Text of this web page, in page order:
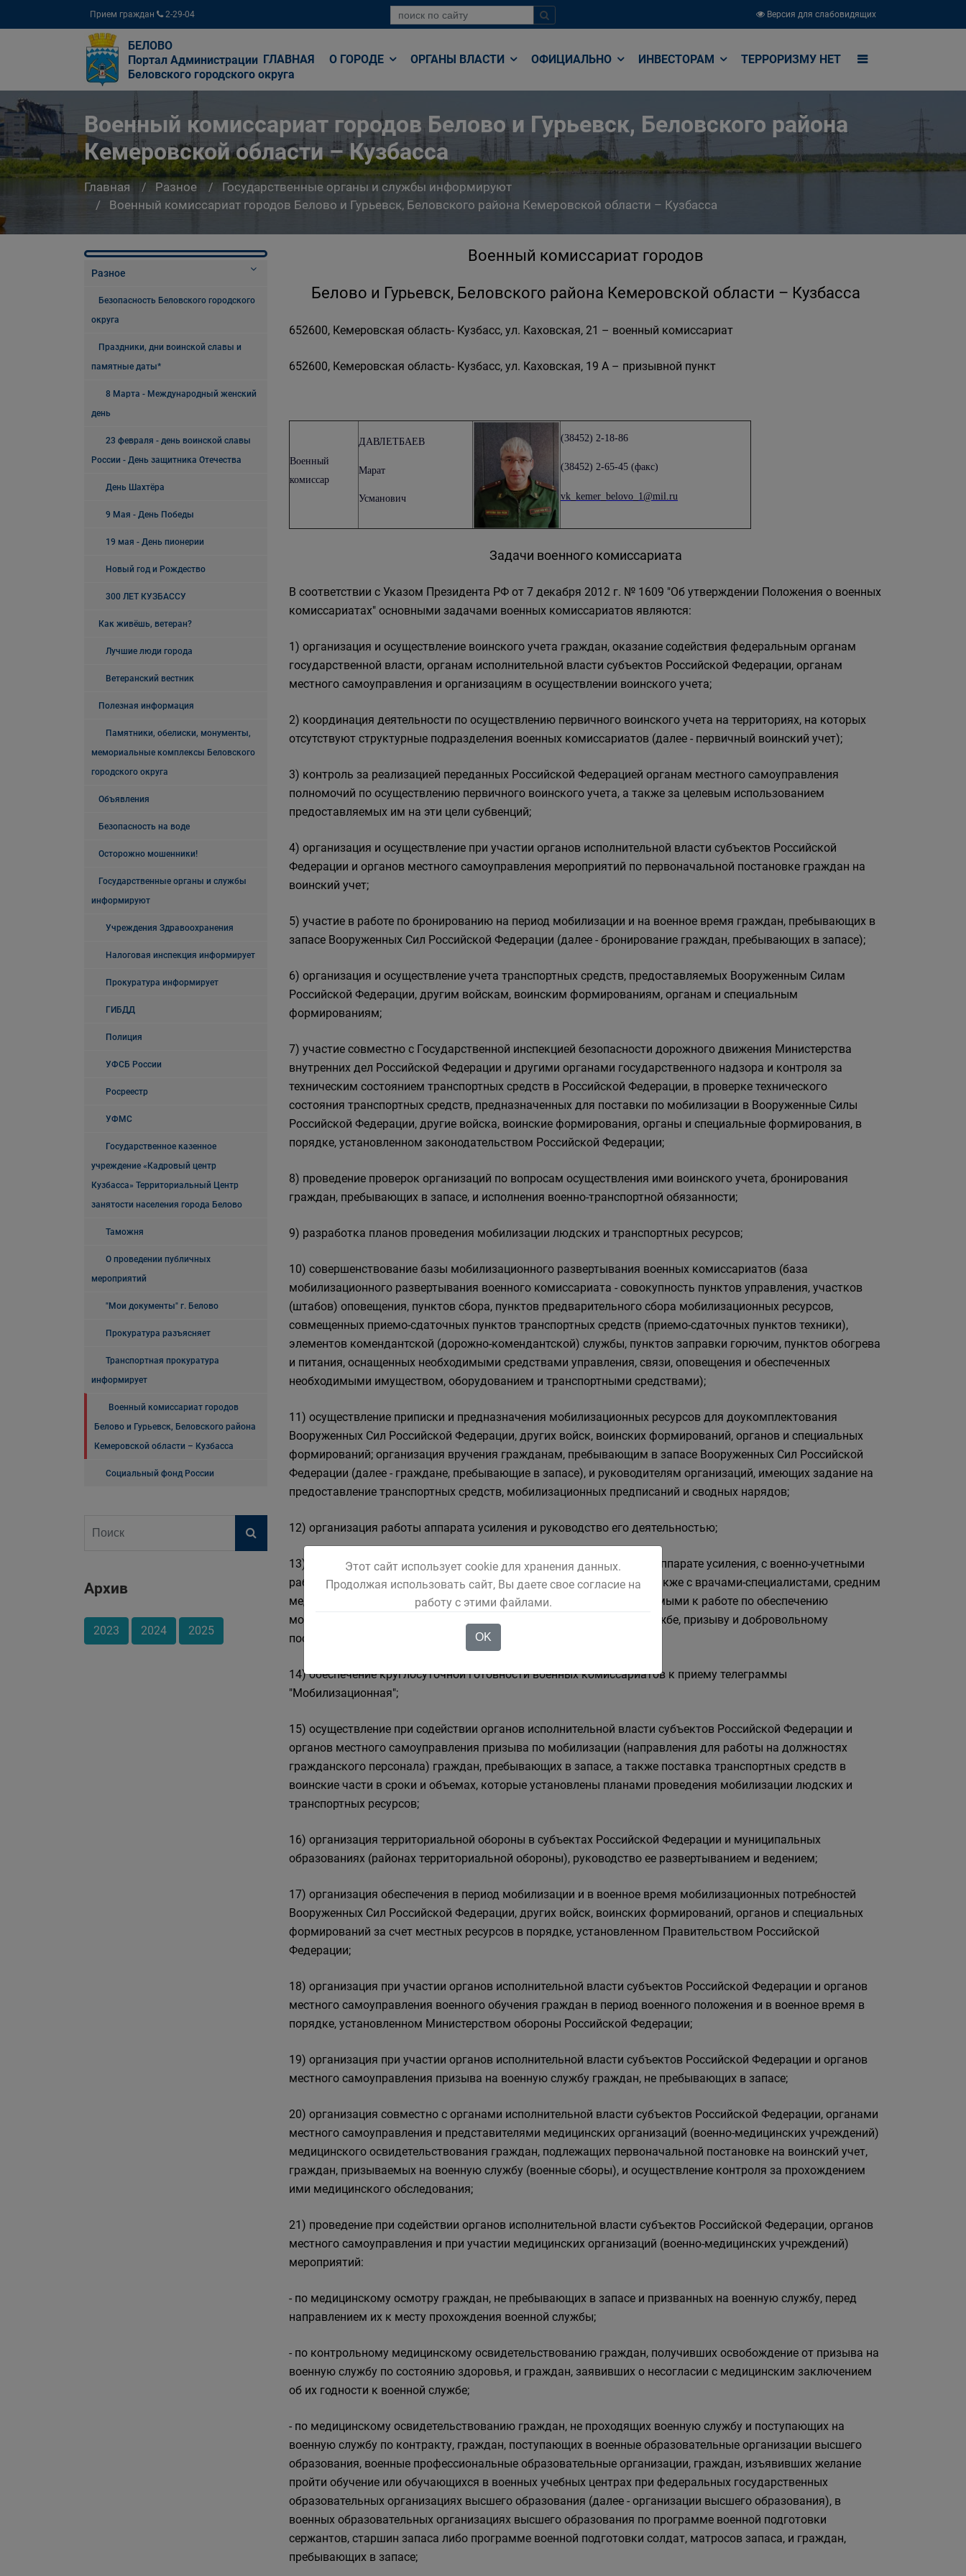
Прием граждан 2-29-04 Версия для слабовидящих
БЕЛОВО
Портал Администрации
Беловского городского округа
ГЛАВНАЯ О ГОРОДЕ ОРГАНЫ ВЛАСТИ ОФИЦИАЛЬНО ИНВЕСТОРАМ ТЕРРОРИЗМУ НЕТ
Военный комиссариат городов Белово и Гурьевск, Беловского района
Кемеровской области – Кузбасса
Главная Разное
Государственные органы и службы информируют
Военный комиссариат городов Белово и Гурьевск, Беловского района Кемеровской области – Кузбасса
Разное
Безопасность Беловского городского
округа
Праздники, дни воинской славы и
памятные даты*
8 Марта - Международный женский
день
23 февраля - день воинской славы
России - День защитника Отечества
День Шахтёра
9 Мая - День Победы
19 мая - День пионерии
Новый год и Рождество
300 ЛЕТ КУЗБАССУ
Как живёшь, ветеран?
Лучшие люди города
Ветеранский вестник
Полезная информация
Памятники, обелиски, монументы,
мемориальные комплексы Беловского
городского округа
Объявления
Безопасность на воде
Осторожно мошенники!
Государственные органы и службы
информируют
Учреждения Здравоохранения
Налоговая инспекция информирует
Прокуратура информирует
ГИБДД
Полиция
УФСБ России
Росреестр
УФМС
Государственное казенное
учреждение «Кадровый центр
Кузбасса» Территориальный Центр
занятости населения города Белово
Таможня
О проведении публичных
мероприятий
"Мои документы" г. Белово
Прокуратура разъясняет
Транспортная прокуратура
информирует
Военный комиссариат городов
Белово и Гурьевск, Беловского района
Кемеровской области – Кузбасса
Социальный фонд России
Архив
2023 2024 2025
Военный комиссариат городов
Белово и Гурьевск, Беловского района Кемеровской области – Кузбасса
652600, Кемеровская область- Кузбасс, ул. Каховская, 21 – военный комиссариат
652600, Кемеровская область- Кузбасс, ул. Каховская, 19 А – призывной пункт
Военный
комиссар
ДАВЛЕТБАЕВ
Марат
Усманович
(38452) 2-18-86
(38452) 2-65-45 (факс)
vk_kemer_belovo_1@mil.ru
Задачи военного комиссариата
В соответствии с Указом Президента РФ от 7 декабря 2012 г. № 1609 "Об утверждении Положения о военных
комиссариатах" основными задачами военных комиссариатов являются:
1) организация и осуществление воинского учета граждан, оказание содействия федеральным органам
государственной власти, органам исполнительной власти субъектов Российской Федерации, органам
местного самоуправления и организациям в осуществлении воинского учета;
2) координация деятельности по осуществлению первичного воинского учета на территориях, на которых
отсутствуют структурные подразделения военных комиссариатов (далее - первичный воинский учет);
3) контроль за реализацией переданных Российской Федерацией органам местного самоуправления
полномочий по осуществлению первичного воинского учета, а также за целевым использованием
предоставляемых им на эти цели субвенций;
4) организация и осуществление при участии органов исполнительной власти субъектов Российской
Федерации и органов местного самоуправления мероприятий по первоначальной постановке граждан на
воинский учет;
5) участие в работе по бронированию на период мобилизации и на военное время граждан, пребывающих в
запасе Вооруженных Сил Российской Федерации (далее - бронирование граждан, пребывающих в запасе);
6) организация и осуществление учета транспортных средств, предоставляемых Вооруженным Силам
Российской Федерации, другим войскам, воинским формированиям, органам и специальным
формированиям;
7) участие совместно с Государственной инспекцией безопасности дорожного движения Министерства
внутренних дел Российской Федерации и другими органами государственного надзора и контроля за
техническим состоянием транспортных средств в Российской Федерации, в проверке технического
состояния транспортных средств, предназначенных для поставки по мобилизации в Вооруженные Силы
Российской Федерации, другие войска, воинские формирования, органы и специальные формирования, в
порядке, установленном законодательством Российской Федерации;
8) проведение проверок организаций по вопросам осуществления ими воинского учета, бронирования
граждан, пребывающих в запасе, и исполнения военно-транспортной обязанности;
9) разработка планов проведения мобилизации людских и транспортных ресурсов;
10) совершенствование базы мобилизационного развертывания военных комиссариатов (база
мобилизационного развертывания военного комиссариата - совокупность пунктов управления, участков
(штабов) оповещения, пунктов сбора, пунктов предварительного сбора мобилизационных ресурсов,
совмещенных приемо-сдаточных пунктов транспортных средств (приемо-сдаточных пунктов техники),
элементов комендантской (дорожно-комендантской) службы, пунктов заправки горючим, пунктов обогрева
и питания, оснащенных необходимыми средствами управления, связи, оповещения и обеспеченных
необходимыми имуществом, оборудованием и транспортными средствами);
11) осуществление приписки и предназначения мобилизационных ресурсов для доукомплектования
Вооруженных Сил Российской Федерации, других войск, воинских формирований, органов и специальных
формирований; организация вручения гражданам, пребывающим в запасе Вооруженных Сил Российской
Федерации (далее - граждане, пребывающие в запасе), и руководителям организаций, имеющих задание на
предоставление транспортных средств, мобилизационных предписаний и сводных нарядов;
12) организация работы аппарата усиления и руководство его деятельностью;
13) проведение занятий с гражданами, привлекаемыми к работе в аппарате усиления, с военно-учетными
работниками органов местного самоуправления и организаций, а также с врачами-специалистами, средним
медицинским персоналом и техническими работниками, привлекаемыми к работе по обеспечению
мобилизационных мероприятий, подготовке граждан к военной службе, призыву и добровольному
поступлению на военную службу, призыву на военные сборы;
14) обеспечение круглосуточной готовности военных комиссариатов к приему телеграммы
"Мобилизационная";
15) осуществление при содействии органов исполнительной власти субъектов Российской Федерации и
органов местного самоуправления призыва по мобилизации (направления для работы на должностях
гражданского персонала) граждан, пребывающих в запасе, а также поставка транспортных средств в
воинские части в сроки и объемах, которые установлены планами проведения мобилизации людских и
транспортных ресурсов;
16) организация территориальной обороны в субъектах Российской Федерации и муниципальных
образованиях (районах территориальной обороны), руководство ее развертыванием и ведением;
17) организация обеспечения в период мобилизации и в военное время мобилизационных потребностей
Вооруженных Сил Российской Федерации, других войск, воинских формирований, органов и специальных
формирований за счет местных ресурсов в порядке, установленном Правительством Российской
Федерации;
18) организация при участии органов исполнительной власти субъектов Российской Федерации и органов
местного самоуправления военного обучения граждан в период военного положения и в военное время в
порядке, установленном Министерством обороны Российской Федерации;
19) организация при участии органов исполнительной власти субъектов Российской Федерации и органов
местного самоуправления призыва на военную службу граждан, не пребывающих в запасе;
20) организация совместно с органами исполнительной власти субъектов Российской Федерации, органами
местного самоуправления и представителями медицинских организаций (военно-медицинских учреждений)
медицинского освидетельствования граждан, подлежащих первоначальной постановке на воинский учет,
граждан, призываемых на военную службу (военные сборы), и осуществление контроля за прохождением
ими медицинского обследования;
21) проведение при содействии органов исполнительной власти субъектов Российской Федерации, органов
местного самоуправления и при участии медицинских организаций (военно-медицинских учреждений)
мероприятий:
- по медицинскому осмотру граждан, не пребывающих в запасе и призванных на военную службу, перед
направлением их к месту прохождения военной службы;
- по контрольному медицинскому освидетельствованию граждан, получивших освобождение от призыва на
военную службу по состоянию здоровья, и граждан, заявивших о несогласии с медицинским заключением
об их годности к военной службе;
- по медицинскому освидетельствованию граждан, не проходящих военную службу и поступающих на
военную службу по контракту, граждан, поступающих в военные образовательные организации высшего
образования, военные профессиональные образовательные организации, граждан, изъявивших желание
пройти обучение или обучающихся в военных учебных центрах при федеральных государственных
образовательных организациях высшего образования (далее - организации высшего образования), в
военных образовательных организациях высшего образования по программе военной подготовки
сержантов, старшин запаса либо программе военной подготовки солдат, матросов запаса, и граждан,
пребывающих в запасе;
Этот сайт использует cookie для хранения данных.
Продолжая использовать сайт, Вы даете свое согласие на
работу с этими файлами.
OK